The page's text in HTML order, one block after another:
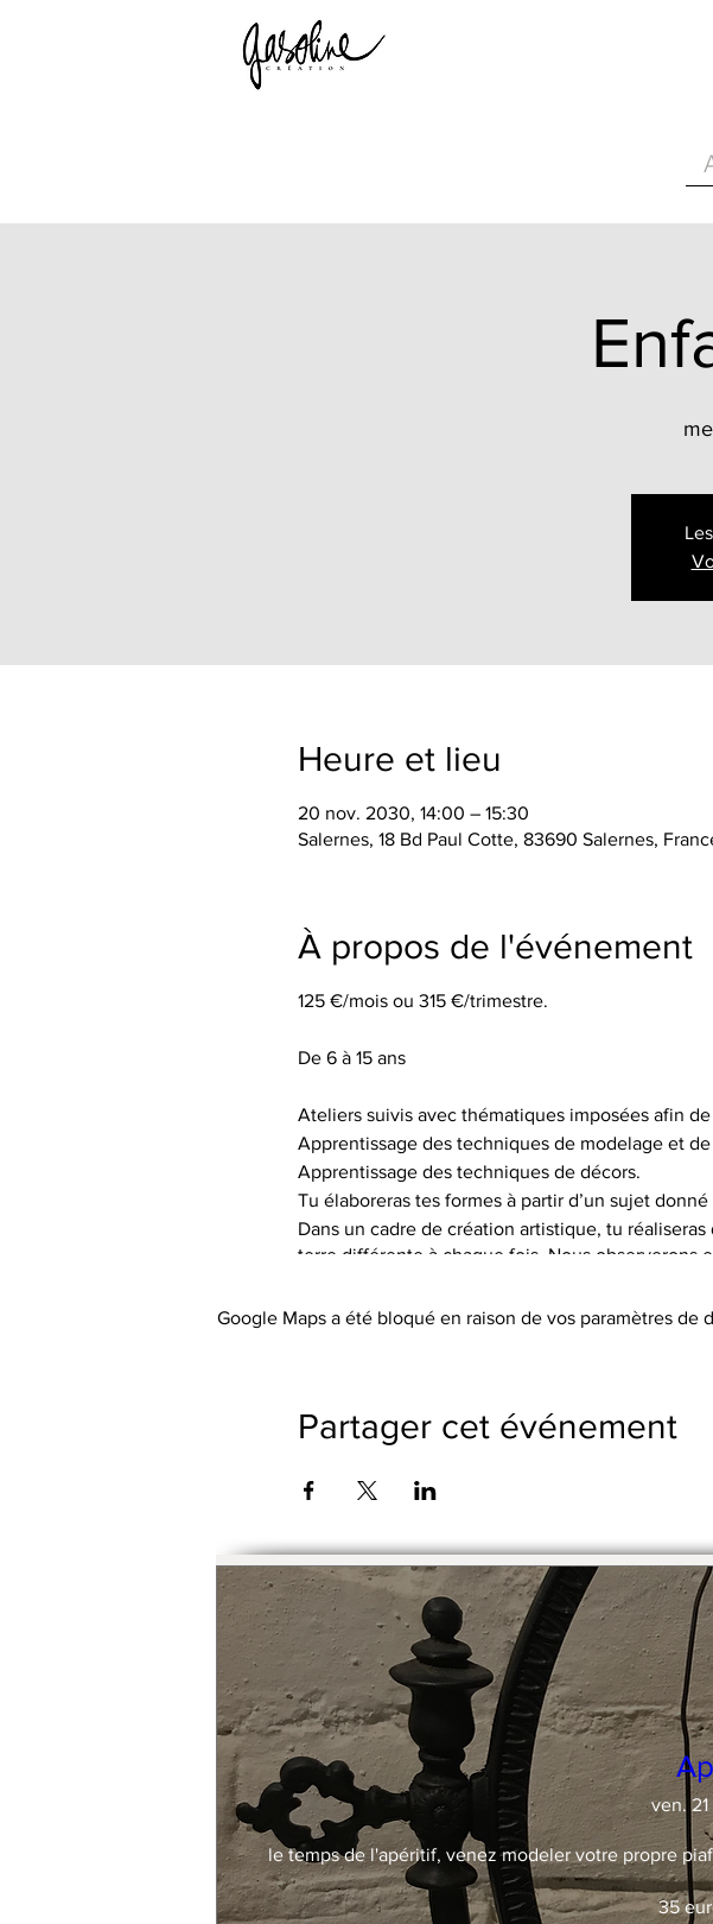
Heure et lieu
20 nov. 2030, 14:00 – 15:30
Salernes, 18 Bd Paul Cotte, 83690 Salernes,
À propos de l'événement
125 €/mois ou 315 €/trimestre.
De 6 à 15 ans
Ateliers suivis avec thématiques imposées afin
Apprentissage des techniques de modelage et
Apprentissage des techniques de décors.
Tu élaboreras tes formes à partir d’un sujet
Dans un cadre de création artistique, tu
terre différente à chaque fois. Nous observerons
Tu auras à ta disposition le choix de 5 terres
Pas de cotisation ou de frais supplémentaires
Google Maps a été bloqué en raison de vos paramètres
Partager cet événement
ven.
le temps de l'apéritif, venez modeler votre propre
35